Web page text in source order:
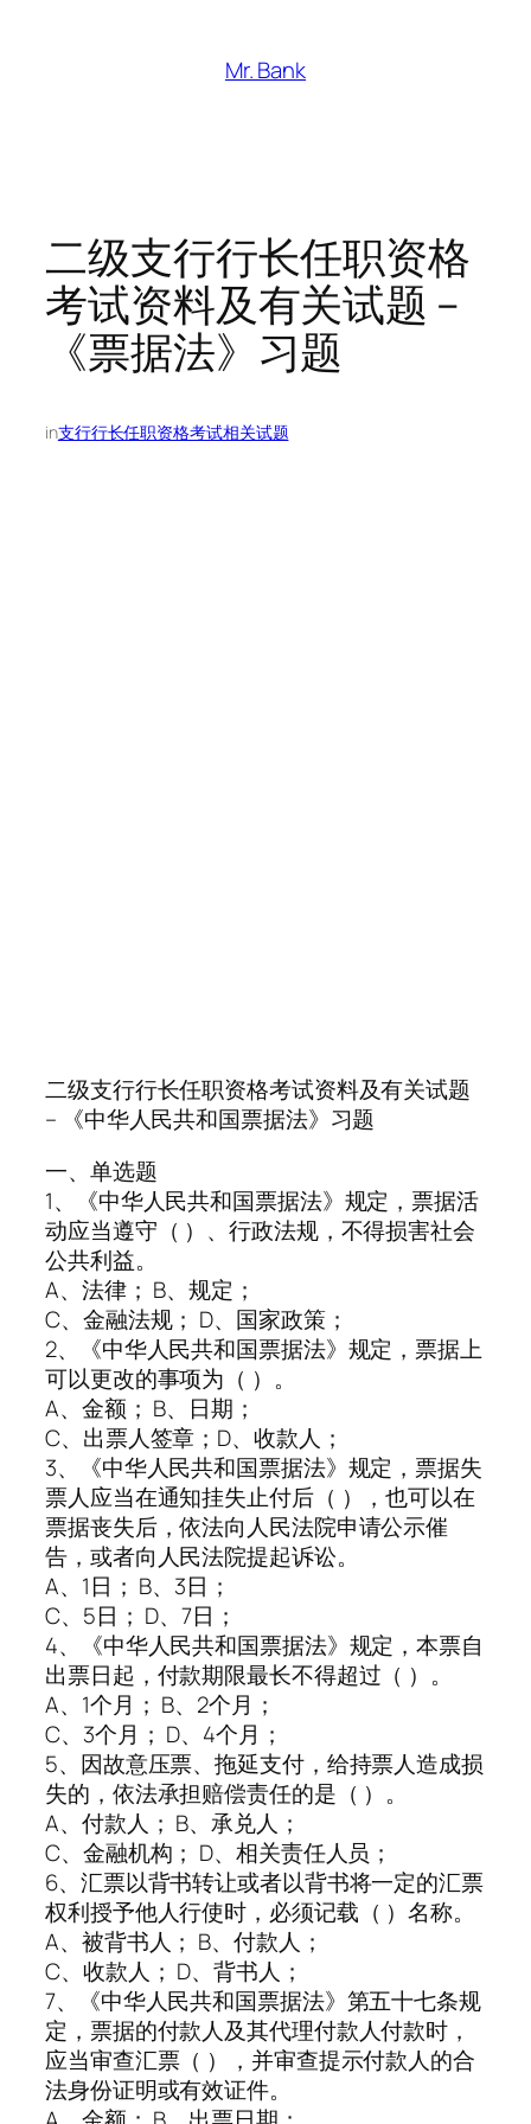
Mr. Bank
二级支行行长任职资格
考试资料及有关试题 –
《票据法》习题
in支行行长任职资格考试相关试题
二级支行行长任职资格考试资料及有关试题
– 《中华人民共和国票据法》习题
一、单选题
1、《中华人民共和国票据法》规定，票据活
动应当遵守（ ）、行政法规，不得损害社会
公共利益。
A、法律； B、规定；
C、金融法规； D、国家政策；
2、《中华人民共和国票据法》规定，票据上
可以更改的事项为（ ）。
A、金额； B、日期；
C、出票人签章；D、收款人；
3、《中华人民共和国票据法》规定，票据失
票人应当在通知挂失止付后（ ），也可以在
票据丧失后，依法向人民法院申请公示催
告，或者向人民法院提起诉讼。
A、1日； B、3日；
C、5日； D、7日；
4、《中华人民共和国票据法》规定，本票自
出票日起，付款期限最长不得超过（ ）。
A、1个月； B、2个月；
C、3个月； D、4个月；
5、因故意压票、拖延支付，给持票人造成损
失的，依法承担赔偿责任的是（ ）。
A、付款人； B、承兑人；
C、金融机构； D、相关责任人员；
6、汇票以背书转让或者以背书将一定的汇票
权利授予他人行使时，必须记载（ ）名称。
A、被背书人； B、付款人；
C、收款人； D、背书人；
7、《中华人民共和国票据法》第五十七条规
定，票据的付款人及其代理付款人付款时，
应当审查汇票（ ），并审查提示付款人的合
法身份证明或有效证件。